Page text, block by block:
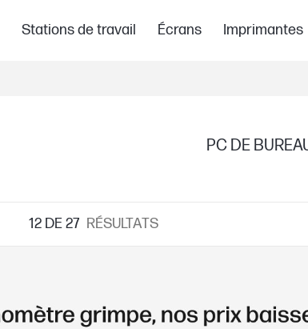
Stations de travail Écrans Imprimantes
PC DE
12DE 27 RÉSULTATS